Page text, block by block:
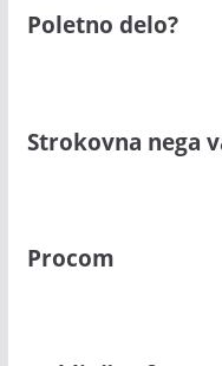
Poletno delo?
Strokovna nega
Procom